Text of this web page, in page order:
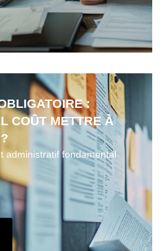
:
COÛT METTRE À
administratif fondamental